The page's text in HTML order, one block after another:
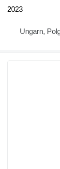
2023
Ungarn,